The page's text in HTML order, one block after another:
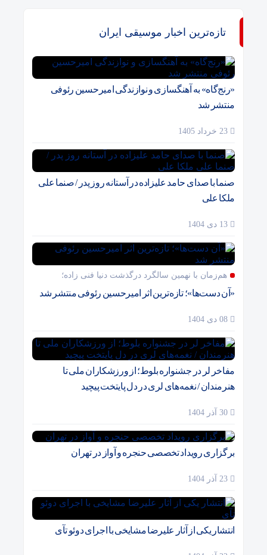
تازه‌ترین اخبار موسیقی ایران
«رنج‌گاه» به آهنگسازی و نوازندگی امیرحسین رئوفی
منتشر شد
صنما با صدای حامد علیزاده در آستانه روز پدر / صنما علی
ملکا علی
هم‌زمان با نهمین سالگرد درگذشت دنیا فنی زاده؛
«آن دست‌ها»؛ تازه‌ترین اثر امیرحسین رئوفی منتشر شد
مفاخر لر در جشنواره بلوط؛ از ورزشکاران ملی تا
هنرمندان / نغمه‌های لری در دل پایتخت پیچید
برگزاری رویداد تخصصی حنجره و آواز در تهران
انتشار یکی از آثار علیرضا مشایخی با اجرای دوئو تآی